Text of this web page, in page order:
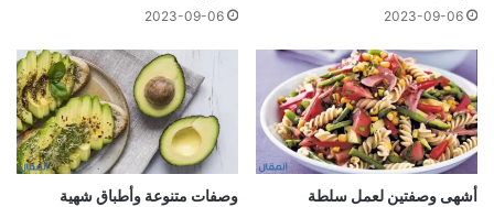
2023-09-06
2023-09-06
أشهى وصفتين لعمل سلطة
وصفات متنوعة وأطباق شهية